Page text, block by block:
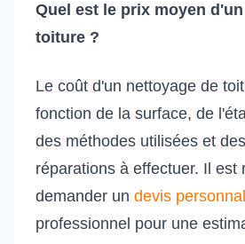
Quel est le prix moyen
toiture ?
Le coût d'un nettoyage de
fonction de la surface, de
des méthodes utilisées et
réparations à effectuer. Il est
demander un devis
professionnel pour une